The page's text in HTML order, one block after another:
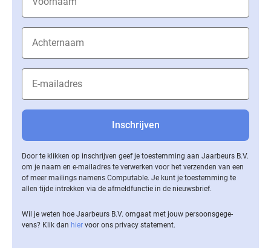
Door te klikken op inschrijven geef je toestemming aan Jaarbeurs B.V.
om je naam en e-mailadres te verwerken voor het verzenden van een
of meer mailings namens Computable. Je kunt je toestemming te
allen tijde intrekken via de af­meld­func­tie in de nieuwsbrief.
Wil je weten hoe Jaarbeurs B.V. omgaat met jouw per­soons­ge­ge­
vens? Klik dan hier voor ons privacy statement.